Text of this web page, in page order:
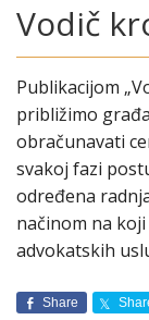
Vodič
Publikacijom
približimo
obračunavati
svakoj fazi
određena
načinom na
advokatskih
Share